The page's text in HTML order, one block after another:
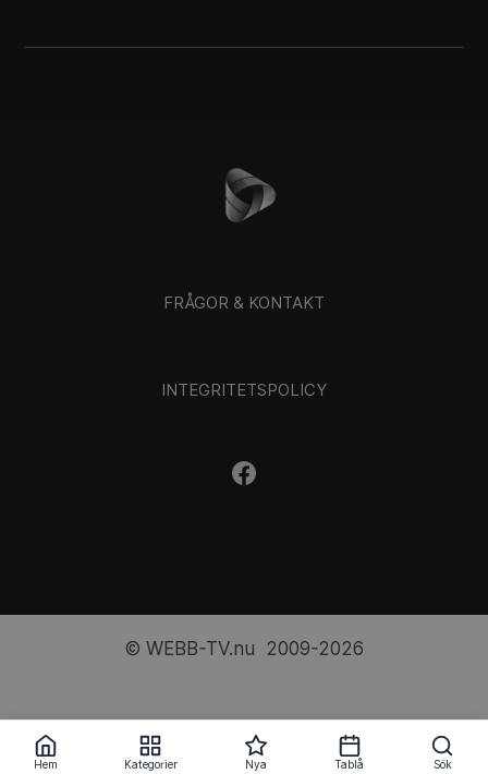
FRÅGOR & KONTAKT
INTEGRITETSPOLICY
© WEBB-TV.nu 2009-2026
Hem Kategorier Nya Tablå Sök